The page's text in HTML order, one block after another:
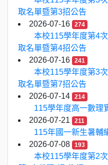
取名單暨第3招公告
2026-07-16
274
本校115學年度第4
取名單暨第4招公告
2026-07-16
241
本校115學年度第3
取名單暨第7招公告
2026-07-14
214
115學年度高一數理
2026-07-21
211
115年國一新生暑輔
2026-07-08
193
本校115學年度第2